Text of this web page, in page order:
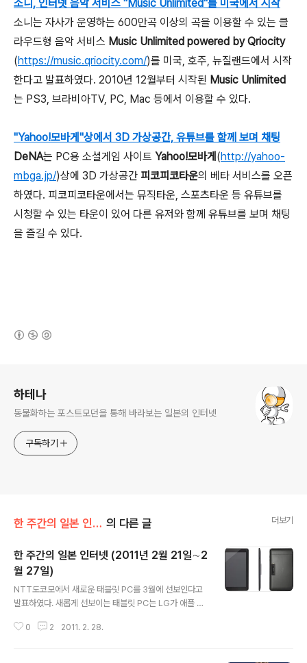
소니, 인터넷 음악 서비스 "Music Unlimited"를 미국에서 시작
소니는 자사가 운영하는 600만곡 이상의 곡을 이용할 수 있는 클
라우드형 음악 서비스 Music Unlimited powered by Qriocity
(https://music.qriocity.com/)를 미국, 호주, 뉴질랜드에서 시작
한다고 발표하였다. 2010년 12월부터 시작된 Music Unlimited
는 PS3, 브라비아TV, PC, Mac 등에서 이용할 수 있다.
"Yahoo!모바게"상에서 3D 가상공간, 유튜브를 함께 보며 채팅
DeNA는 PC용 소셜게임 사이트 Yahoo!모바게 (http://yahoo-
mbga.jp/)상에 3D 가상공간 피코피코타운의 베타 서비스를 오픈
하였다. 피코피코타운에서는 뮤직타운, 스포츠타운 등 유튜브를
시청할 수 있는 타운이 있어 다른 유저와 함께 유튜브를 보며 채팅
을 즐길 수 있다.
하테나
동물화하는 포스트모던을 통해 바라보는 일본의 인터넷
구독하기
한 주간의 일본 인터넷 의 다른 글 더보기
한 주간의 일본 인터넷 (2011년 2월 21일∼2
월 27일)
NTT도코모에서 새로운 태블릿 PC를 3월에 선보인다고
발표하였다. 새롭게 선보이는 태블릿 PC는 LG가 애플 아
능하고 3D 동영상을 볼 수 있는 Optimus Pad이다. 일본
0 2 2011. 2. 28.